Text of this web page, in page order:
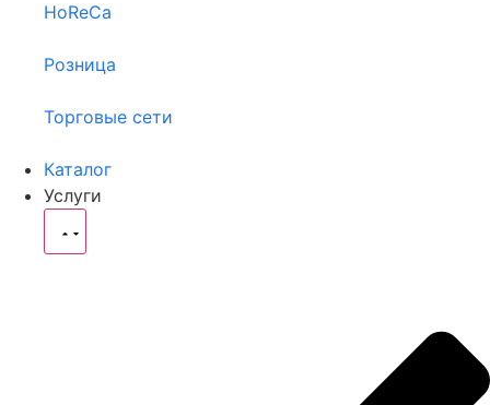
HoReCa
Розница
Торговые сети
Каталог
Услуги